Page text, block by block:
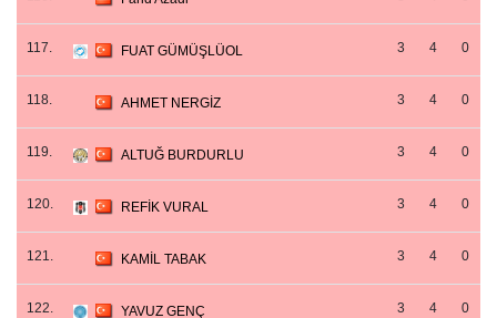
117. FUAT GÜMÜŞLÜOL 3 4 0
118. AHMET NERGİZ 3 4 0
119. ALTUĞ BURDURLU 3 4 0
120. REFİK VURAL 3 4 0
121. KAMİL TABAK 3 4 0
122. YAVUZ GENÇ 3 4 0